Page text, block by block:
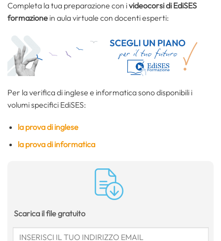
Completa la tua preparazione con ivideocorsi di EdiSES
formazione in aula virtuale con docenti esperti:
Per la verifica di inglese e informatica sono disponibili i
volumi specifici EdiSES:
la prova di inglese
la prova di informatica
Scarica il file gratuito